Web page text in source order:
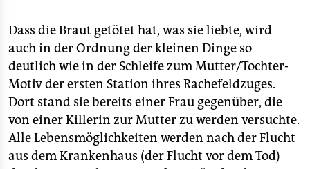
Dass die Braut getötet hat, was sie liebte, wird
auch in der Ordnung der kleinen Dinge so
deutlich wie in der Schleife zum Mutter/Tochter-
Motiv der ersten Station ihres Rachefeldzuges.
Dort stand sie bereits einer Frau gegenüber, die
von einer Killerin zur Mutter zu werden versuchte.
Alle Lebensmöglichkeiten werden nach der Flucht
aus dem Krankenhaus (der Flucht vor dem Tod)